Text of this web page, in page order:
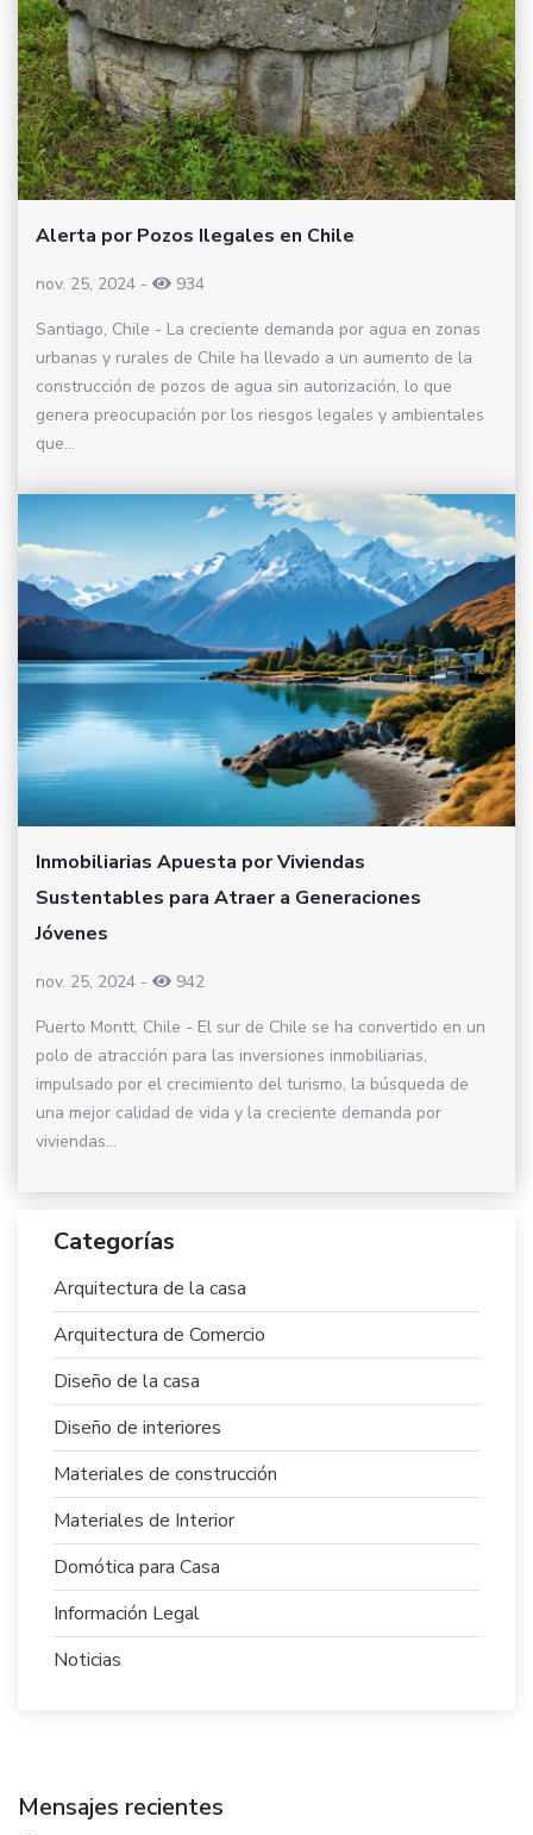
Alerta por Pozos Ilegales en Chile
nov. 25, 2024 -
934
Santiago, Chile - La creciente demanda por agua en zonas
urbanas y rurales de Chile ha llevado a un aumento de la
construcción de pozos de agua sin autorización, lo que
genera preocupación por los riesgos legales y ambientales
que...
Inmobiliarias Apuesta por Viviendas
Sustentables para Atraer a Generaciones
Jóvenes
nov. 25, 2024 -
942
Puerto Montt, Chile - El sur de Chile se ha convertido en un
polo de atracción para las inversiones inmobiliarias,
impulsado por el crecimiento del turismo, la búsqueda de
una mejor calidad de vida y la creciente demanda por
viviendas...
Categorías
Arquitectura de la casa
Arquitectura de Comercio
Diseño de la casa
Diseño de interiores
Materiales de construcción
Materiales de Interior
Domótica para Casa
Información Legal
Noticias
Mensajes recientes